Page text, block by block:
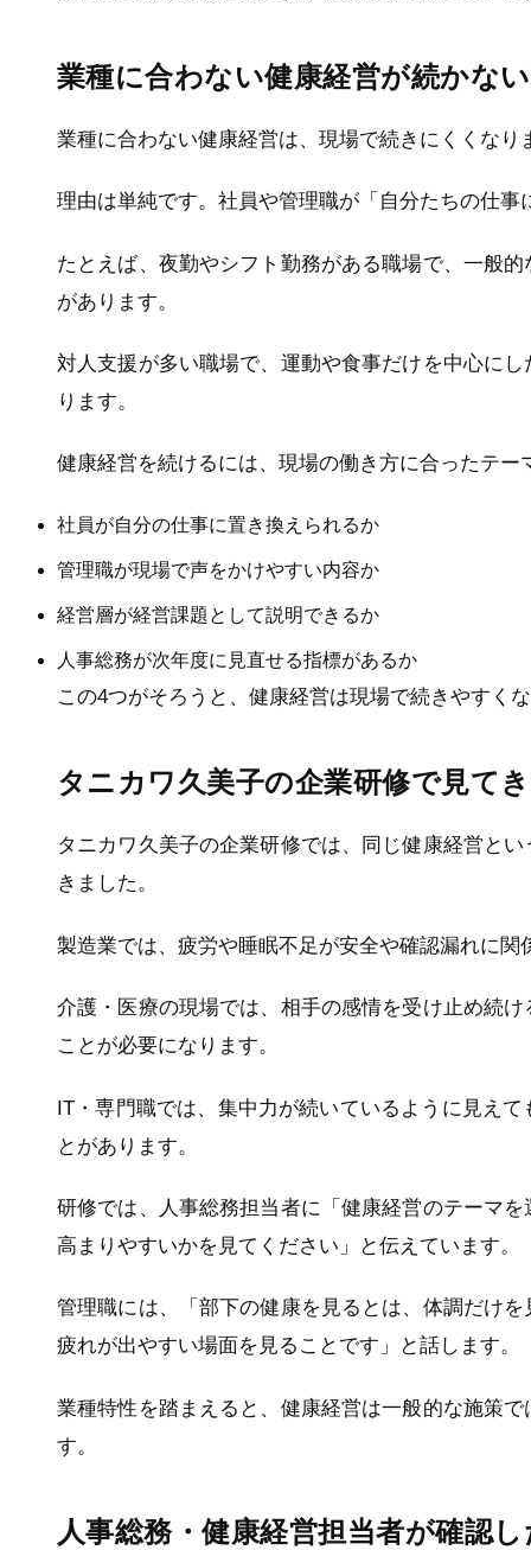
業種に合わない健康経営が続かな
業種に合わない健康経営は、現場で続きにくくなり
理由は単純です。社員や管理職が「自分たちの仕
たとえば、夜勤やシフト勤務がある職場で、一般
があります。
対人支援が多い職場で、運動や食事だけを中心に
ります。
健康経営を続けるには、現場の働き方に合ったテー
社員が自分の仕事に置き換えられるか
管理職が現場で声をかけやすい内容か
経営層が経営課題として説明できるか
人事総務が次年度に見直せる指標があるか
この4つがそろうと、健康経営は現場で続きやすく
タニカワ久美子の企業研修で見て
タニカワ久美子の企業研修では、同じ健康経営と
きました。
製造業では、疲労や睡眠不足が安全や確認漏れに
介護・医療の現場では、相手の感情を受け止め続
ことが必要になります。
IT・専門職では、集中力が続いているように見え
とがあります。
研修では、人事総務担当者に「健康経営のテーマ
高まりやすいかを見てください」と伝えています。
管理職には、「部下の健康を見るとは、体調だけ
疲れが出やすい場面を見ることです」と話します。
業種特性を踏まえると、健康経営は一般的な施策
す。
人事総務・健康経営担当者が確認